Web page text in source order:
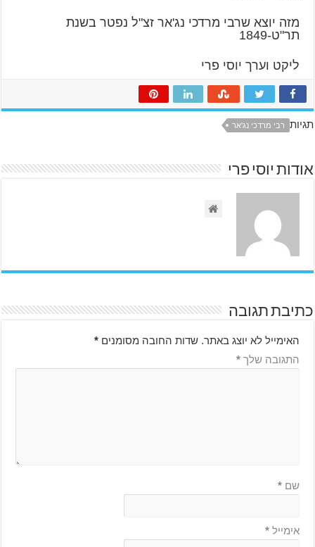
מזה יוצא שרבי מרדכי נג'אר זצ"ל נפטר בשנת
תר"ט-1849
ליקט וערך יוסי פרי
תגיות רבי מרדכי נג'אר
אודות יוסי פרי
כתיבת תגובה
האימייל לא יוצג באתר. שדות החובה מסומנים*
התגובה שלך*
שם*
אימייל*